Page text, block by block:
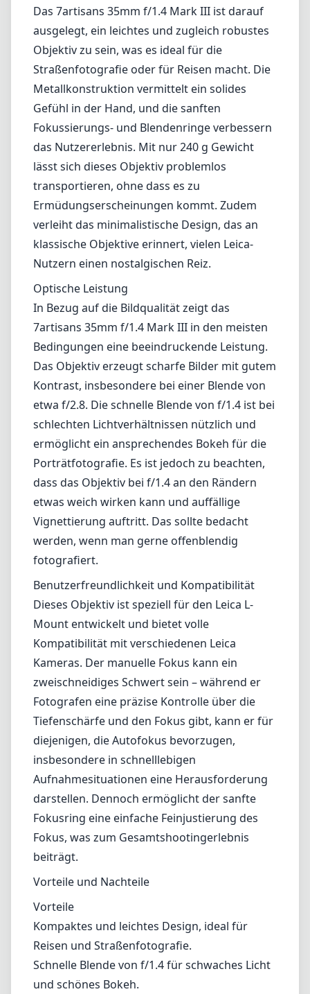
III für den Leica L-Mount ist ein faszinierendes
Objektiv, das sowohl die Aufmerksamkeit von
Amateur- als auch von Profifotografen auf
sich gezogen hat. Mit seinem kompakten
Design und der schnellen Blende bietet dieses
Objektiv zahlreiche Vorteile, weist jedoch auch
einige Einschränkungen auf, die Nutzer
berücksichtigen sollten.
Verarbeitungsqualität und Design
Das 7artisans 35mm f/1.4 Mark III ist darauf
ausgelegt, ein leichtes und zugleich robustes
Objektiv zu sein, was es ideal für die
Straßenfotografie oder für Reisen macht. Die
Metallkonstruktion vermittelt ein solides
Gefühl in der Hand, und die sanften
Fokussierungs- und Blendenringe verbessern
das Nutzererlebnis. Mit nur 240 g Gewicht
lässt sich dieses Objektiv problemlos
transportieren, ohne dass es zu
Ermüdungserscheinungen kommt. Zudem
verleiht das minimalistische Design, das an
klassische Objektive erinnert, vielen Leica-
Nutzern einen nostalgischen Reiz.
Optische Leistung
In Bezug auf die Bildqualität zeigt das
7artisans 35mm f/1.4 Mark III in den meisten
Bedingungen eine beeindruckende Leistung.
Das Objektiv erzeugt scharfe Bilder mit gutem
Kontrast, insbesondere bei einer Blende von
etwa f/2.8. Die schnelle Blende von f/1.4 ist bei
schlechten Lichtverhältnissen nützlich und
ermöglicht ein ansprechendes Bokeh für die
Porträtfotografie. Es ist jedoch zu beachten,
dass das Objektiv bei f/1.4 an den Rändern
etwas weich wirken kann und auffällige
Vignettierung auftritt. Das sollte bedacht
werden, wenn man gerne offenblendig
fotografiert.
Benutzerfreundlichkeit und Kompatibilität
Dieses Objektiv ist speziell für den Leica L-
Mount entwickelt und bietet volle
Kompatibilität mit verschiedenen Leica
Kameras. Der manuelle Fokus kann ein
zweischneidiges Schwert sein – während er
Fotografen eine präzise Kontrolle über die
insbesondere in schnelllebigen
Aufnahmesituationen eine Herausforderung